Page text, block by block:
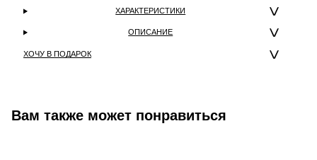
ХАРАКТЕРИСТИКИ
ОПИСАНИЕ
ХОЧУ В ПОДАРОК
Вам также может понравиться